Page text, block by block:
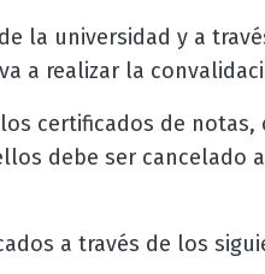
la universidad y a
a realizar la
certificados de
debe ser cancelado
a través de los